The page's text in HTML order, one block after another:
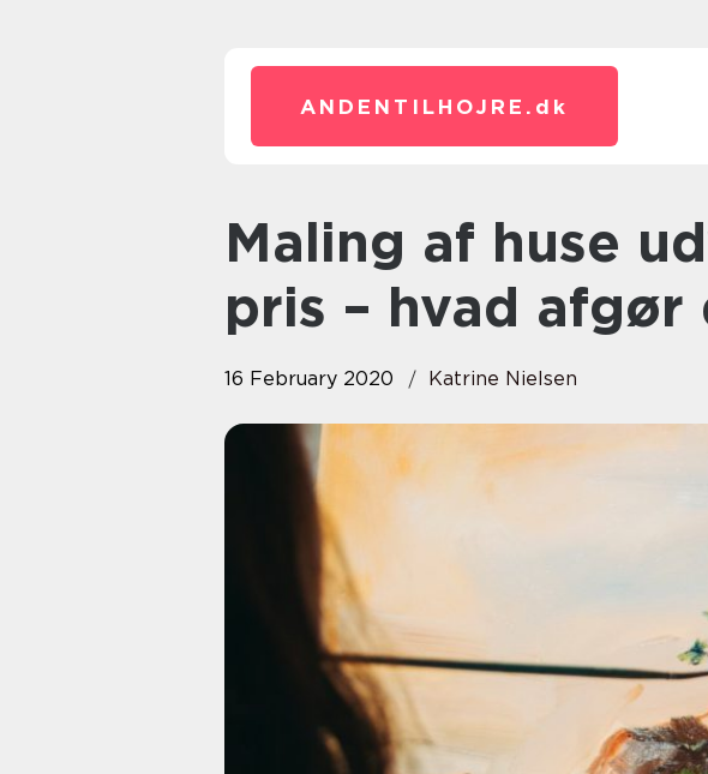
ANDENTILHOJRE. dk
Maling af huse udvendigt med
pris – hvad afgør
16 February 2020 Katrine Nielsen